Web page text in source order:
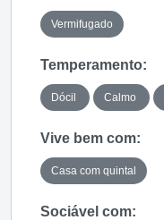
Vermifugado
Temperamento:
Dócil Calmo
Vive bem com:
Casa com quintal
Sociável com: